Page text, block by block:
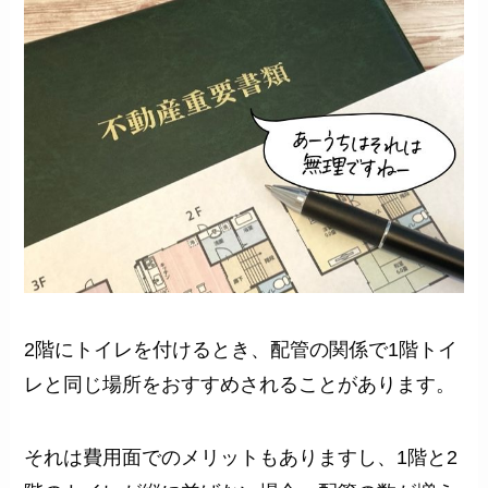
2階にトイレを付けるとき、配管の関係で1階トイ
レと同じ場所をおすすめされることがあります。
それは費用面でのメリットもありますし、1階と2